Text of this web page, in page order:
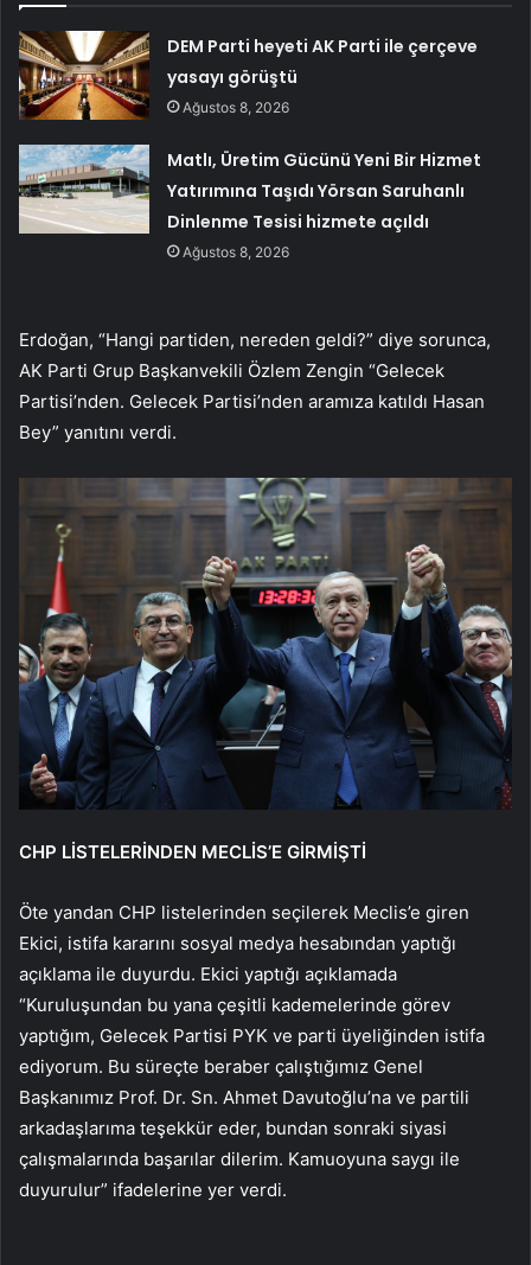
DEM Parti heyeti AK Parti ile çerçeve
yasayı görüştü
Ağustos 8, 2026
Matlı, Üretim Gücünü Yeni Bir Hizmet
Yatırımına Taşıdı Yörsan Saruhanlı
Dinlenme Tesisi hizmete açıldı
Ağustos 8, 2026
Erdoğan, “Hangi partiden, nereden geldi?” diye sorunca,
AK Parti Grup Başkanvekili Özlem Zengin “Gelecek
Partisi’nden. Gelecek Partisi’nden aramıza katıldı Hasan
Bey” yanıtını verdi.
CHP LİSTELERİNDEN MECLİS’E GİRMİŞTİ
Öte yandan CHP listelerinden seçilerek Meclis’e giren
Ekici, istifa kararını sosyal medya hesabından yaptığı
açıklama ile duyurdu. Ekici yaptığı açıklamada
“Kuruluşundan bu yana çeşitli kademelerinde görev
yaptığım, Gelecek Partisi PYK ve parti üyeliğinden istifa
ediyorum. Bu süreçte beraber çalıştığımız Genel
Başkanımız Prof. Dr. Sn. Ahmet Davutoğlu’na ve partili
arkadaşlarıma teşekkür eder, bundan sonraki siyasi
çalışmalarında başarılar dilerim. Kamuoyuna saygı ile
duyurulur” ifadelerine yer verdi.